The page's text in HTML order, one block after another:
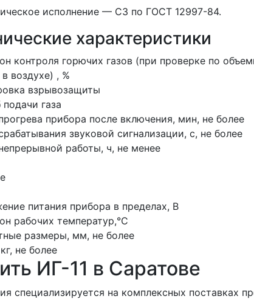
исполнение — С3 по ГОСТ 12997-84.
характеристики
контроля горючих газов (при проверке по
воздухе) , %
взрывозащиты
газа
прибора после включения, мин, не более
звуковой сигнализации, с, не более
работы, ч, не менее
питания прибора в пределах, В
рабочих температур,°С
размеры, мм, не более
не более
ИГ-11 в Саратове
специализируется на комплексных поставках